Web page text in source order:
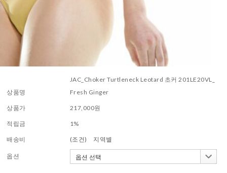
상품명
JAC_Choker Turtleneck Leotard 초커 201LE20VL_
Fresh Ginger
상품가 217,000원
적립금 1%
배송비 (조건) 지역별
옵션